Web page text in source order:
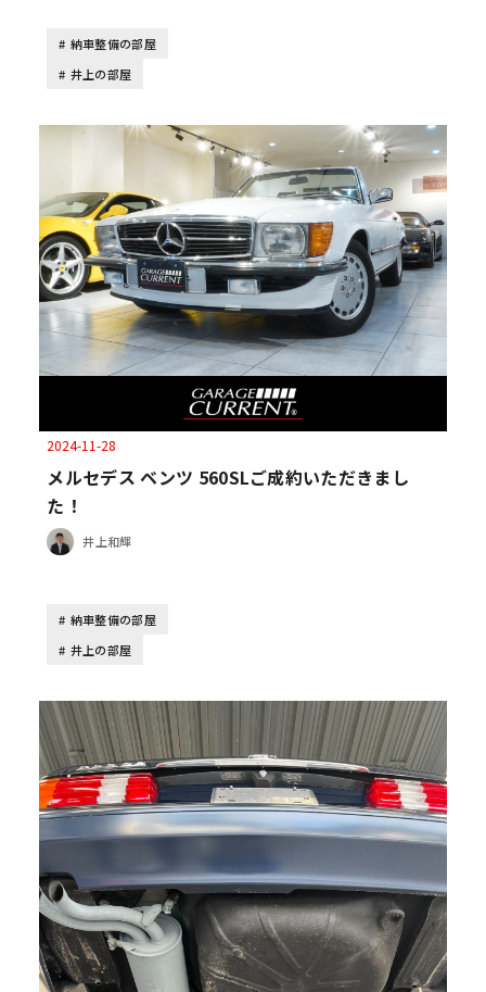
納車整備の部屋
井上の部屋
2024-11-28
メルセデス ベンツ 560SLご成約いただきまし
た！
井上和輝
納車整備の部屋
井上の部屋